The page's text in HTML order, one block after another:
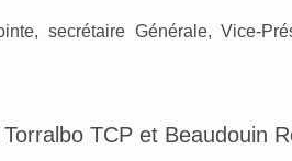
secrétaire Générale, Vice-
TCP et Beaudouin